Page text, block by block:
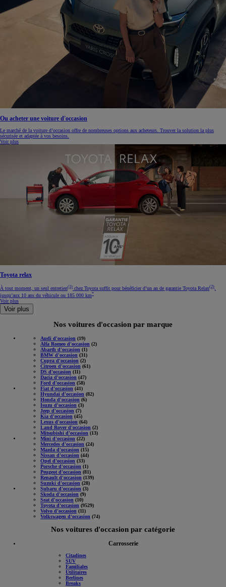
Ou acheter une voiture d'occasion
Le marché de la voiture d’occasion offre de nombreuses options aux acheteurs. Trouver la solution la plus
sécurisée et adaptée à vos besoins.
Voir plus
Toyota relax
À tout moment, un seul entretien(1) chez Toyota suffit pour bénéficier d’un an de garantie Toyota Relax(2),
jusqu’aux 10 ans du véhicule ou 185 000 km*
Voir plus
Voir plus
Nos voitures d'occasion par marque
Audi d'occasion (19)
Alfa Romeo d'occasion (2)
Abarth d'occasion (1)
BMW d'occasion (31)
Cupra d'occasion (2)
Citroen d'occasion (61)
DS d'occasion (11)
Dacia d'occasion (47)
Ford d'occasion (58)
Fiat d'occasion (41)
Hyundai d'occasion (82)
Honda d'occasion (6)
Isuzu d'occasion (3)
Jeep d'occasion (7)
Kia d'occasion (45)
Lexus d'occasion (64)
Land Rover d'occasion (2)
Mitsubishi d'occasion (13)
Mini d'occasion (22)
Mercedes d'occasion (24)
Mazda d'occasion (15)
Nissan d'occasion (44)
Opel d'occasion (33)
Porsche d'occasion (1)
Peugeot d'occasion (81)
Renault d'occasion (139)
Suzuki d'occasion (28)
Subaru d'occasion (3)
Skoda d'occasion (9)
Seat d'occasion (10)
Toyota d'occasion (9529)
Volvo d'occasion (11)
Volkswagen d'occasion (74)
Nos voitures d'occasion par catégorie
Carrosserie
Citadines
SUV
Familiales
Utilitaires
Berlines
Breaks